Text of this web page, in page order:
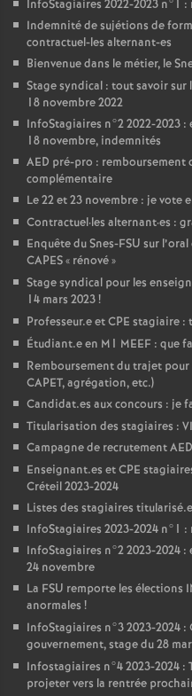
InfoStagiaires 2022-2023 n°1
Indemnité de sujétions de
contractuel-les alternant-es
Bienvenue dans le métier, le
Stage syndical : tout savoir sur
18 novembre 2022
InfoStagiaires n°2 2022-2023 :
18 novembre, indemnités
AED pré-pro : remboursement
complémentaire
Le 22 et 23 novembre : je vote
Contractuel·les alternant·es :
Enquête du Snes-FSU sur
CAPES« rénové»
Stage syndical pour les
14 mars 2023!
Professeur.e etCPE stagiaire :
Étudiant.e en M1 MEEF : que
Remboursement du trajet
CAPET, agrégation, etc.)
Candidat.es aux concours : je
Titularisation des stagiaires :
Campagne de recrutementAED
Enseignant.es etCPE
Créteil 2023-2024
Listes des stagiaires
InfoStagiaires 2023-2024 n°1
InfoStagiaires n°2 2023-2024 :
24 novembre
La FSU remporte les élections
anormales !
InfoStagiaires n°3 2023-2024 :
gouvernement, stage du 28
Infostagiaires n°4 2023-2024
projeter vers la rentrée